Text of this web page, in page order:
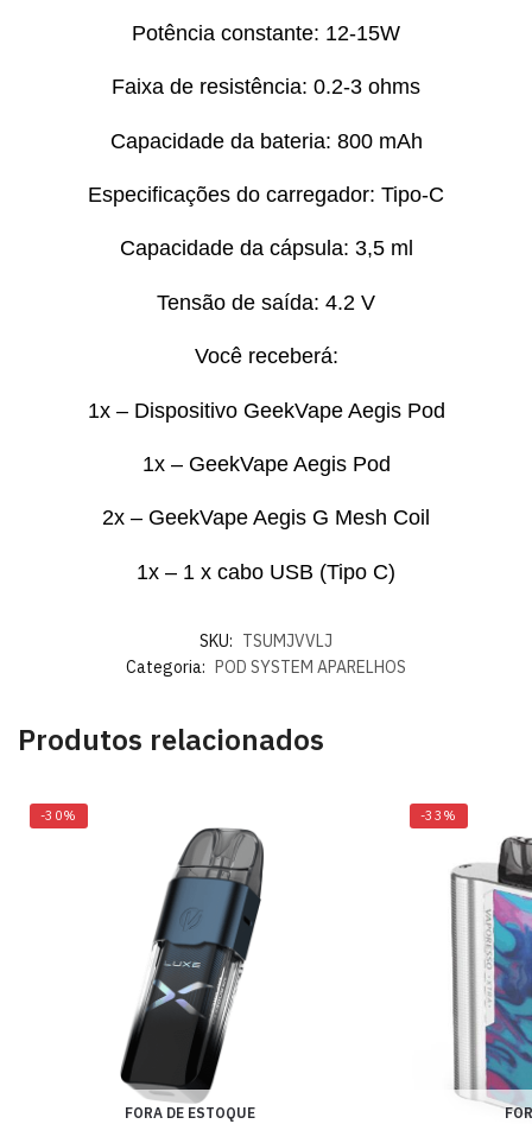
Potência constante: 12-15W
Faixa de resistência: 0.2-3 ohms
Capacidade da bateria: 800 mAh
Especificações do carregador: Tipo-C
Capacidade da cápsula: 3,5 ml
Tensão de saída: 4.2 V
Você receberá:
1x – Dispositivo GeekVape Aegis Pod
1x – GeekVape Aegis Pod
2x – GeekVape Aegis G Mesh Coil
1x – 1 x cabo USB (Tipo C)
SKU: TSUMJVVLJ
Categoria: POD SYSTEM APARELHOS
Produtos relacionados
-30%
FORA DE ESTOQUE
-33%